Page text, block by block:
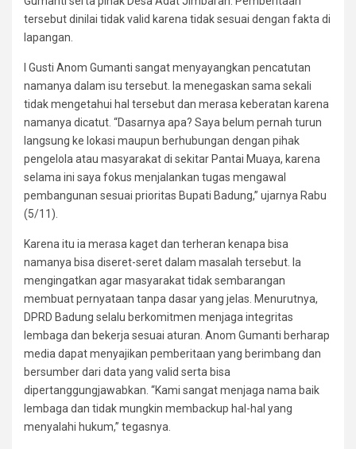
tersebut dinilai tidak valid karena tidak sesuai dengan fakta di
lapangan.
I Gusti Anom Gumanti sangat menyayangkan pencatutan
namanya dalam isu tersebut. Ia menegaskan sama sekali
tidak mengetahui hal tersebut dan merasa keberatan karena
namanya dicatut. “Dasarnya apa? Saya belum pernah turun
langsung ke lokasi maupun berhubungan dengan pihak
pengelola atau masyarakat di sekitar Pantai Muaya, karena
selama ini saya fokus menjalankan tugas mengawal
pembangunan sesuai prioritas Bupati Badung,” ujarnya Rabu
(5/11).
Karena itu ia merasa kaget dan terheran kenapa bisa
namanya bisa diseret-seret dalam masalah tersebut. Ia
mengingatkan agar masyarakat tidak sembarangan
membuat pernyataan tanpa dasar yang jelas. Menurutnya,
DPRD Badung selalu berkomitmen menjaga integritas
lembaga dan bekerja sesuai aturan. Anom Gumanti berharap
media dapat menyajikan pemberitaan yang berimbang dan
bersumber dari data yang valid serta bisa
dipertanggungjawabkan. “Kami sangat menjaga nama baik
lembaga dan tidak mungkin membackup hal-hal yang
menyalahi hukum,” tegasnya.